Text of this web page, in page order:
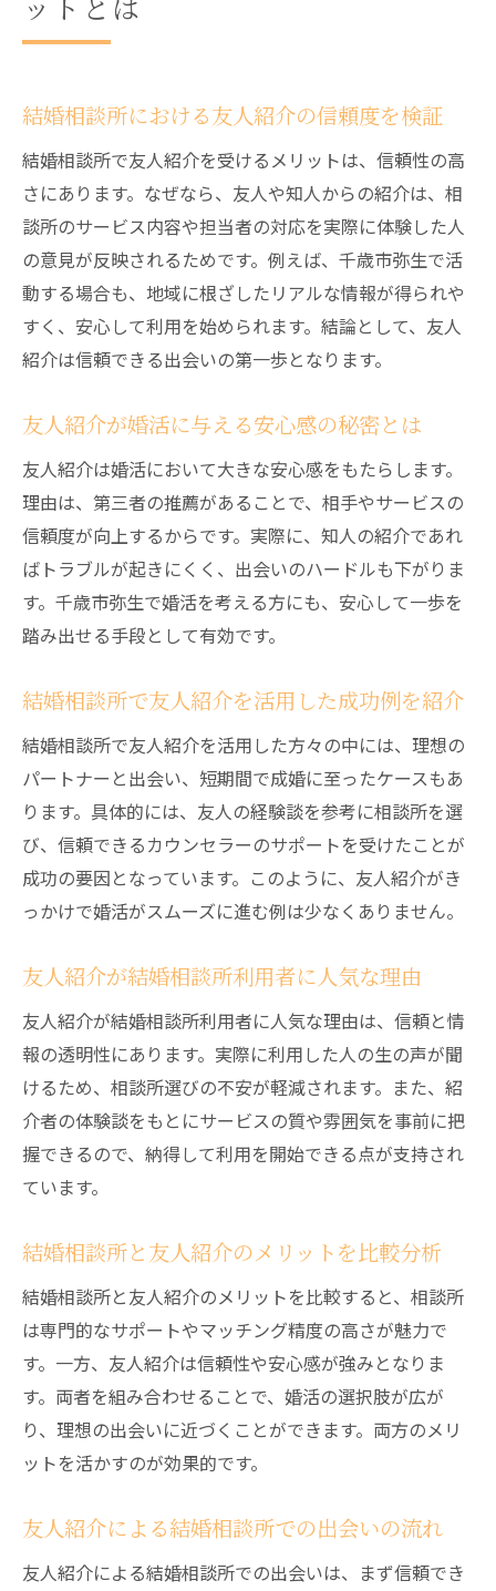
結婚相談所における友人紹介の信頼度を検証
結婚相談所で友人紹介を受けるメリットは、信頼性の高
さにあります。なぜなら、友人や知人からの紹介は、相
談所のサービス内容や担当者の対応を実際に体験した人
の意見が反映されるためです。例えば、千歳市弥生で活
動する場合も、地域に根ざしたリアルな情報が得られや
すく、安心して利用を始められます。結論として、友人
紹介は信頼できる出会いの第一歩となります。
友人紹介が婚活に与える安心感の秘密とは
友人紹介は婚活において大きな安心感をもたらします。
理由は、第三者の推薦があることで、相手やサービスの
信頼度が向上するからです。実際に、知人の紹介であれ
ばトラブルが起きにくく、出会いのハードルも下がりま
す。千歳市弥生で婚活を考える方にも、安心して一歩を
踏み出せる手段として有効です。
結婚相談所で友人紹介を活用した成功例を紹介
結婚相談所で友人紹介を活用した方々の中には、理想の
パートナーと出会い、短期間で成婚に至ったケースもあ
ります。具体的には、友人の経験談を参考に相談所を選
び、信頼できるカウンセラーのサポートを受けたことが
成功の要因となっています。このように、友人紹介がき
っかけで婚活がスムーズに進む例は少なくありません。
友人紹介が結婚相談所利用者に人気な理由
友人紹介が結婚相談所利用者に人気な理由は、信頼と情
報の透明性にあります。実際に利用した人の生の声が聞
けるため、相談所選びの不安が軽減されます。また、紹
介者の体験談をもとにサービスの質や雰囲気を事前に把
握できるので、納得して利用を開始できる点が支持され
ています。
結婚相談所と友人紹介のメリットを比較分析
結婚相談所と友人紹介のメリットを比較すると、相談所
は専門的なサポートやマッチング精度の高さが魅力で
す。一方、友人紹介は信頼性や安心感が強みとなりま
す。両者を組み合わせることで、婚活の選択肢が広が
り、理想の出会いに近づくことができます。両方のメリ
ットを活かすのが効果的です。
友人紹介による結婚相談所での出会いの流れ
友人紹介による結婚相談所での出会いは、まず信頼でき